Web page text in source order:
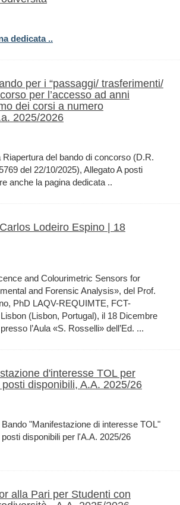
dedicata ..
per i “passaggi/ trasferimenti/
per l’accesso ad anni
dei corsi a numero
2025/2026
Riapertura del bando di concorso (D.R.
del 22/10/2025), Allegato A posti
anche la pagina dedicata ..
Lodeiro Espino | 18
and Colourimetric Sensors for
and Forensic Analysis», del Prof.
PhD LAQV-REQUIMTE, FCT-
(Lisbon, Portugal), il 18 Dicembre
l’Aula «S. Rosselli» dell’Ed. ...
d'interesse TOL per
posti disponibili, A.A. 2025/26
"Manifestazione di interesse TOL"
disponibili per l'A.A. 2025/26
alla Pari per Studenti con